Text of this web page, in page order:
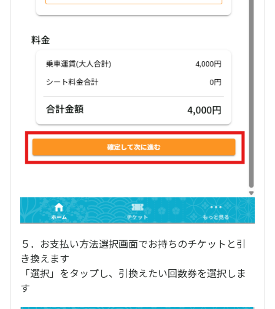
５．お支払い方法選択画面でお持ちのチケットと引
き換えます
「選択」をタップし、引換えたい回数券を選択しま
す